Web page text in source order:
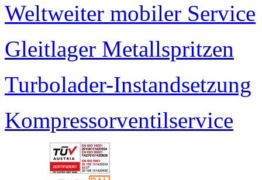
Weltweiter mobiler Service
Gleitlager Metallspritzen
Turbolader-Instandsetzung
Kompressorventilservice